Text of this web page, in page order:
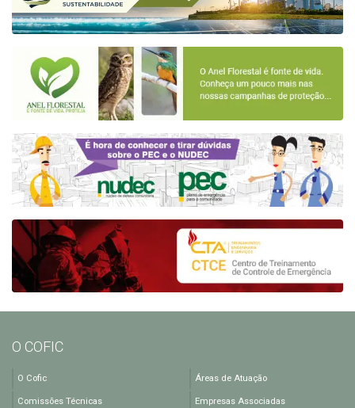
O COFIC
O Cofic
Comissões Técnicas
Áreas de Atuação
Empresas Associadas